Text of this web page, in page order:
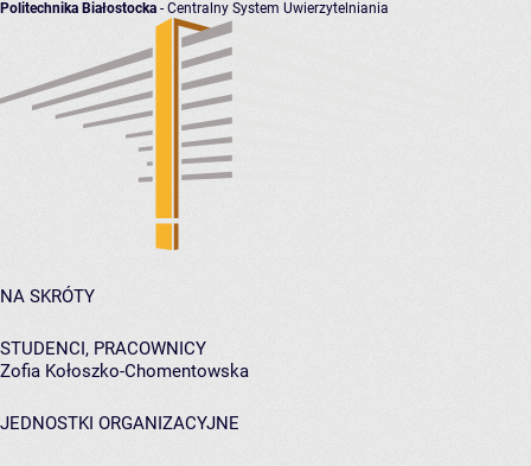
Politechnika Białostocka - Centralny System Uwierzytelniania
NA SKRÓTY
STUDENCI, PRACOWNICY
Zofia Kołoszko-Chomentowska
JEDNOSTKI ORGANIZACYJNE